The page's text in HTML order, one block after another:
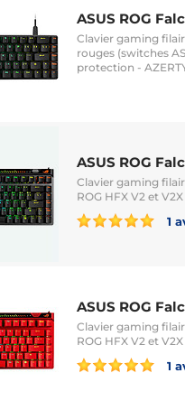
ASUS ROG
Clavier gaming
rouges (switches
protection -
ASUS ROG
Clavier gaming
ROG HFX V2 et
1
ASUS ROG
Clavier gaming
ROG HFX V2 et
1